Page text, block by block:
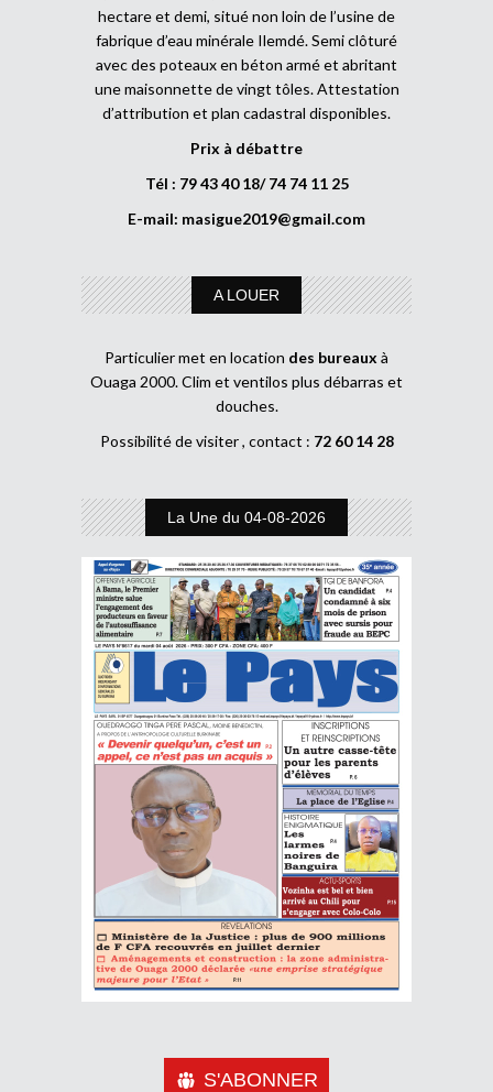
hectare et demi, situé non loin de l’usine de
fabrique d’eau minérale Ilemdé. Semi clôturé
avec des poteaux en béton armé et abritant
une maisonnette de vingt tôles. Attestation
d’attribution et plan cadastral disponibles.
Prix à débattre
Tél : 79 43 40 18/ 74 74 11 25
E-mail: masigue2019@gmail.com
A LOUER
Particulier met en location des bureaux à
Ouaga 2000. Clim et ventilos plus débarras et
douches.
Possibilité de visiter , contact : 72 60 14 28
La Une du 04-08-2026
S'ABONNER